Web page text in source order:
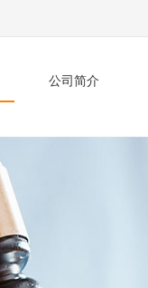
公司简介